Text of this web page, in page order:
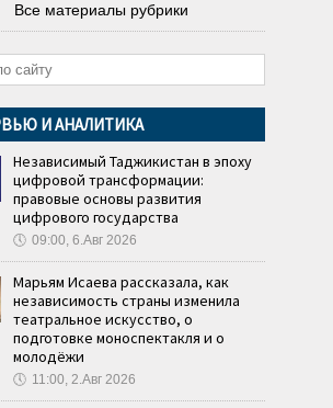
Все материалы рубрики
И АНАЛИТИКА
Независимый Таджикистан в эпоху
цифровой трансформации:
правовые основы развития
цифрового государства
🕔 09:00, 6.Авг 2026
Марьям Исаева рассказала, как
независимость страны изменила
театральное искусство, о
подготовке моноспектакля и о
молодёжи
🕔 11:00, 2.Авг 2026